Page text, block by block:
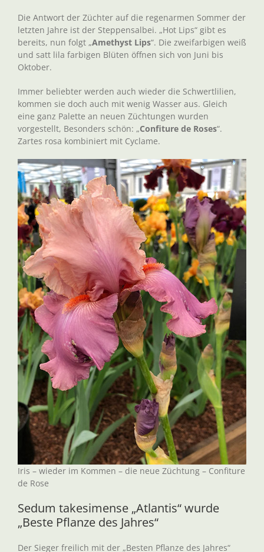
Die Antwort der Züchter auf die regenarmen Sommer der
letzten Jahre ist der Steppensalbei. „Hot Lips“ gibt es
bereits, nun folgt „Amethyst Lips“. Die zweifarbigen weiß
und satt lila farbigen Blüten öffnen sich von Juni bis
Oktober.
Immer beliebter werden auch wieder die Schwertlilien,
kommen sie doch auch mit wenig Wasser aus. Gleich
eine ganz Palette an neuen Züchtungen wurden
vorgestellt, Besonders schön: „Confiture de Roses“.
Zartes rosa kombiniert mit Cyclame.
Iris – wieder im Kommen – die neue Züchtung – Confiture
de Rose
Sedum takesimense „Atlantis“ wurde
„Beste Pflanze des Jahres“
Der Sieger freilich mit der „Besten Pflanze des Jahres“